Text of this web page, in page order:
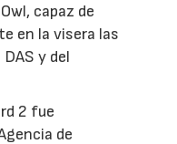
capaz de
en la visera las
y del
2 fue
de